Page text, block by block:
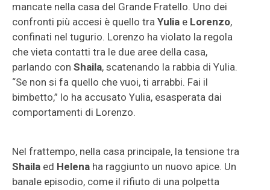
mancate nella casa del Grande Fratello. Uno dei
confronti più accesi è quello tra Yulia e Lorenzo,
confinati nel tugurio. Lorenzo ha violato la regola
che vieta contatti tra le due aree della casa,
parlando con Shaila, scatenando la rabbia di Yulia.
“Se non si fa quello che vuoi, ti arrabbi. Fai il
bimbetto,” lo ha accusato Yulia, esasperata dai
comportamenti di Lorenzo.
Nel frattempo, nella casa principale, la tensione tra
Shaila ed Helena ha raggiunto un nuovo apice. Un
banale episodio, come il rifiuto di una polpetta